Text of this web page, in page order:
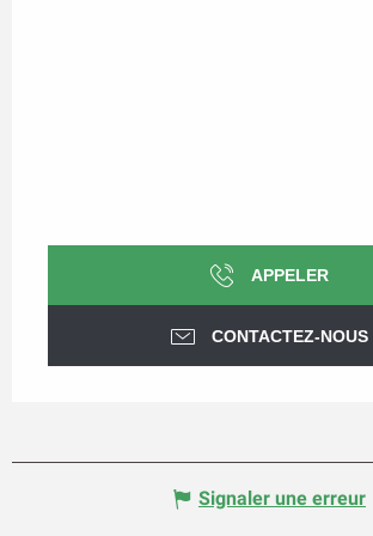
APPELER
CONTACTEZ-NOUS
Signaler une erreur